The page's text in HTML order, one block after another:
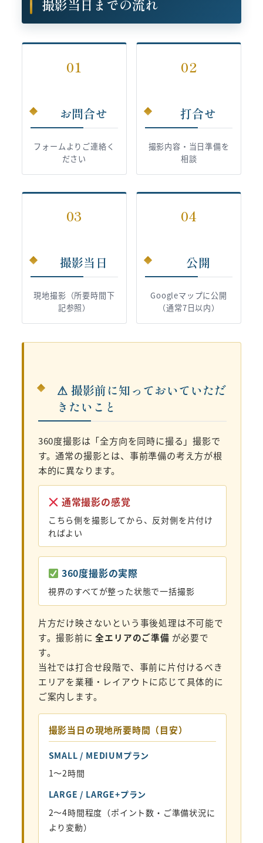
撮影当日までの流れ
01
お問合せ
フォームよりご連絡く
ださい
02
打合せ
撮影内容・当日準備を
相談
03
撮影当日
現地撮影（所要時間下
記参照）
04
公開
Googleマップに公開
（通常7日以内）
⚠ 撮影前に知っておいていただ
きたいこと
360度撮影は「全方向を同時に撮る」撮影で
す。通常の撮影とは、事前準備の考え方が根
本的に異なります。
通常撮影の感覚
こちら側を撮影してから、反対側を片付け
ればよい
360度撮影の実際
視界のすべてが整った状態で一括撮影
片方だけ映さないという事後処理は不可能で
す。撮影前に全エリアのご準備 が必要で
す。
当社では打合せ段階で、事前に片付けるべき
エリアを業種・レイアウトに応じて具体的に
ご案内します。
撮影当日の現地所要時間（目安）
SMALL / MEDIUMプラン
1〜2時間
LARGE / LARGE+プラン
2〜4時間程度（ポイント数・ご準備状況に
より変動）